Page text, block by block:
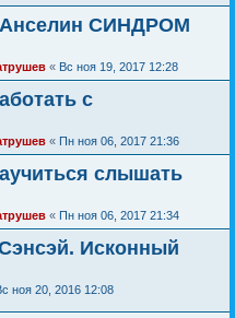
Анселин СИНДРОМ
« Вс ноя 19, 2017 12:28
с
« Пн ноя 06, 2017 21:36
слышать
« Пн ноя 06, 2017 21:34
Исконный
ноя 20, 2016 12:08